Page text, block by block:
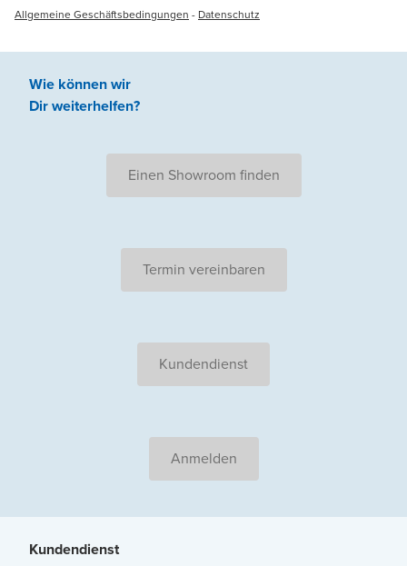
Allgemeine Geschäftsbedingungen - Datenschutz
Wie können wir
Dir weiterhelfen?
Einen Showroom finden
Termin vereinbaren
Kundendienst
Anmelden
Kundendienst